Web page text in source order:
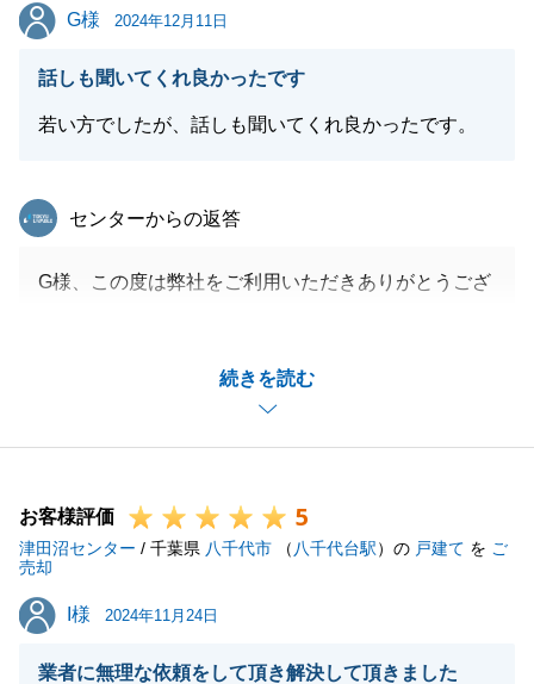
G様
G様 2024年12月11日
話しも聞いてくれ良かったです
若い方でしたが、話しも聞いてくれ良かったです。
続きを読む
東急リバブル
センターからの返答
G様、この度は弊社をご利用いただきありがとうござ
すが、G様のご協力もあり、無事にお取引を完了する
ご契約にて、ご実家の方に伺った際にはご当地名物の
手続きの一つとなりました。
今後とも、健康には気をつけて頂きまして、何かあり
ましたら気兼ねなくご相談いただきたいと思います。
何卒、宜しくお願い申し上げます。
お客様評価 5
津田沼センター / 千葉県 八千代市 （ 八千代台駅）の 戸建て を ご
売却
I様
I様 2024年11月24日
業者に無理な依頼をして頂き解決して頂きました